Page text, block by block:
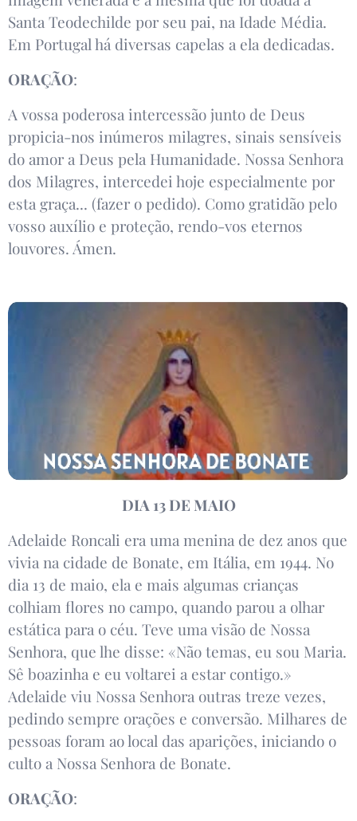
Santa Teodechilde por seu pai, na Idade Média.
Em Portugal há diversas capelas a ela dedicadas.
ORAÇÃO:
A vossa poderosa intercessão junto de Deus
propicia-nos inúmeros milagres, sinais sensíveis
do amor a Deus pela Humanidade. Nossa Senhora
dos Milagres, intercedei hoje especialmente por
esta graça... (fazer o pedido). Como gratidão pelo
vosso auxílio e proteção, rendo-vos eternos
louvores. Ámen.
DIA 13 DE MAIO
Adelaide Roncali era uma menina de dez anos que
vivia na cidade de Bonate, em Itália, em 1944. No
dia 13 de maio, ela e mais algumas crianças
colhiam flores no campo, quando parou a olhar
estática para o céu. Teve uma visão de Nossa
Senhora, que lhe disse: «Não temas, eu sou Maria.
Sê boazinha e eu voltarei a estar contigo.»
Adelaide viu Nossa Senhora outras treze vezes,
pedindo sempre orações e conversão. Milhares de
pessoas foram ao local das aparições, iniciando o
culto a Nossa Senhora de Bonate.
ORAÇÃO: